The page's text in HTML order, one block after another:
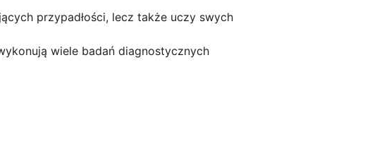
przypadłości, lecz także uczy swych
wiele badań diagnostycznych